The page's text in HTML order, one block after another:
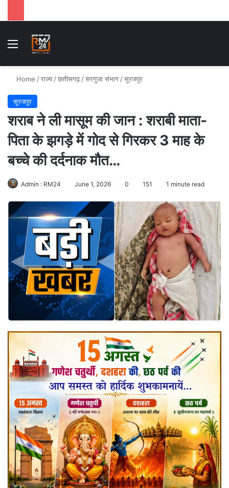
Menu
Home /राज्य /छत्तीसगढ़ /सरगुजा संभाग /सूरजपुर
सूरजपुर
शराब ने ली मासूम की जान : शराबी माता-
पिता के झगड़े में गोद से गिरकर 3 माह के
बच्चे की दर्दनाक मौत…
Admin : RM24 June 1, 2026 0 151 1 minute read